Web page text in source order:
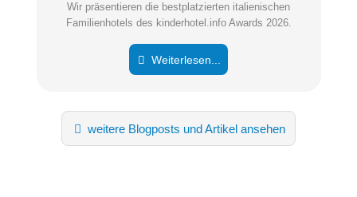
Wir präsentieren die bestplatzierten italienischen
Familienhotels des kinderhotel.info Awards 2026.
Weiterlesen...
weitere Blogposts und Artikel ansehen